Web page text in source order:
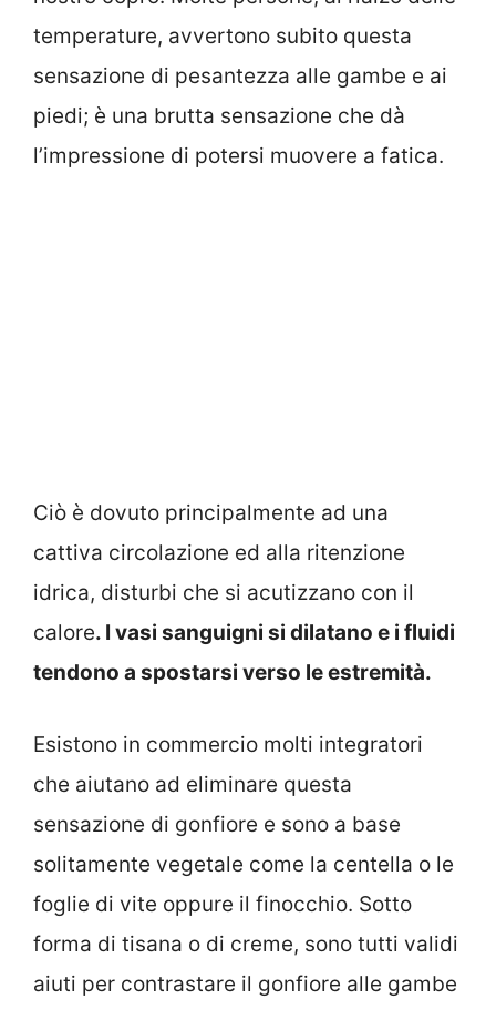
temperature, avvertono subito questa
sensazione di pesantezza alle gambe e ai
piedi; è una brutta sensazione che dà
l’impressione di potersi muovere a fatica.
Ciò è dovuto principalmente ad una
cattiva circolazione ed alla ritenzione
idrica, disturbi che si acutizzano con il
calore. I vasi sanguigni si dilatano e i fluidi
tendono a spostarsi verso le estremità.
Esistono in commercio molti integratori
che aiutano ad eliminare questa
sensazione di gonfiore e sono a base
solitamente vegetale come la centella o le
foglie di vite oppure il finocchio. Sotto
forma di tisana o di creme, sono tutti validi
aiuti per contrastare il gonfiore alle gambe